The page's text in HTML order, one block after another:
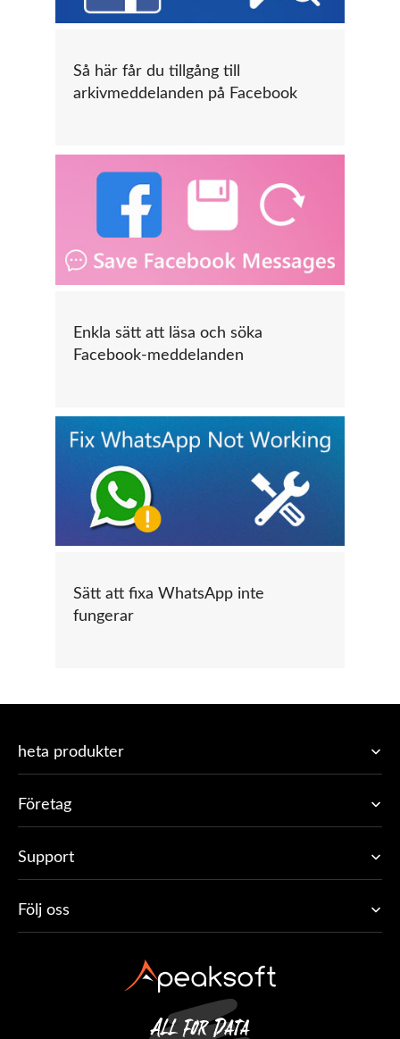
Så här får du tillgång till
arkivmeddelanden på Facebook
Enkla sätt att läsa och söka
Facebook-meddelanden
Sätt att fixa WhatsApp inte
fungerar
heta produkter
Företag
Support
Följ oss